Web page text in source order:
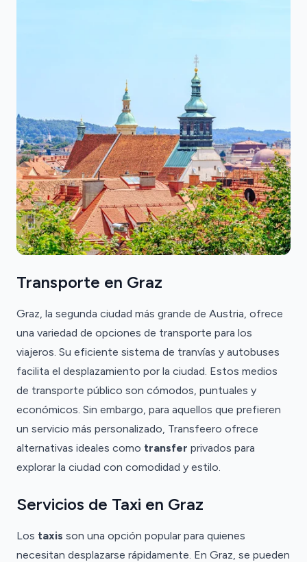
Transporte en Graz
Graz, la segunda ciudad más grande de Austria, ofrece
una variedad de opciones de transporte para los
viajeros. Su eficiente sistema de tranvías y autobuses
facilita el desplazamiento por la ciudad. Estos medios
de transporte público son cómodos, puntuales y
económicos. Sin embargo, para aquellos que prefieren
un servicio más personalizado, Transfeero ofrece
alternativas ideales como transfer privados para
explorar la ciudad con comodidad y estilo.
Servicios de Taxi en Graz
Los taxis son una opción popular para quienes
necesitan desplazarse rápidamente. En Graz, se pueden